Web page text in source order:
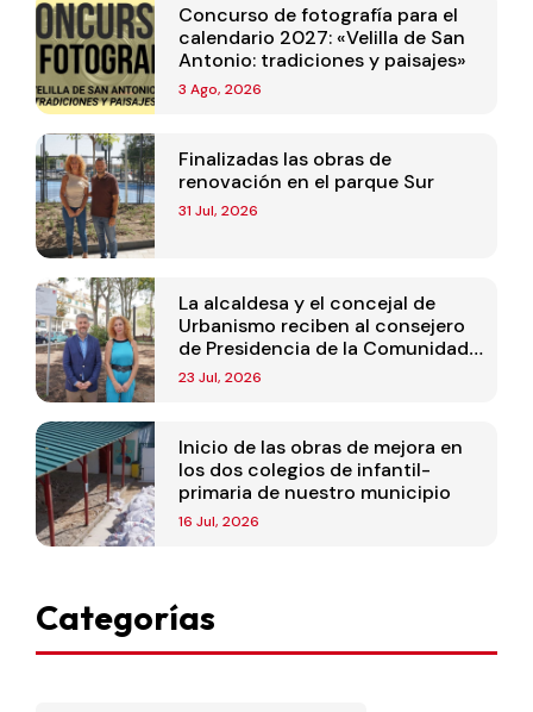
Concurso de fotografía para el
calendario 2027: «Velilla de San
Antonio: tradiciones y paisajes»
3 Ago, 2026
Finalizadas las obras de
renovación en el parque Sur
31 Jul, 2026
La alcaldesa y el concejal de
Urbanismo reciben al consejero
de Presidencia de la Comunidad
de Madrid
23 Jul, 2026
Inicio de las obras de mejora en
los dos colegios de infantil-
primaria de nuestro municipio
16 Jul, 2026
Categorías